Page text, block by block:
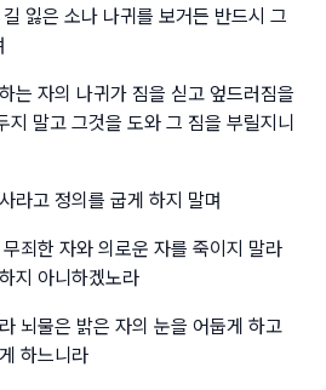
잃은 소나 나귀를 보거든 반드시 그
는 자의 나귀가 짐을 싣고 엎드러짐을
지 말고 그것을 도와 그 짐을 부릴지니
라고 정의를 굽게 하지 말며
죄한 자와 의로운 자를 죽이지 말라
지 아니하겠노라
뇌물은 밝은 자의 눈을 어둡게 하고
하느니라